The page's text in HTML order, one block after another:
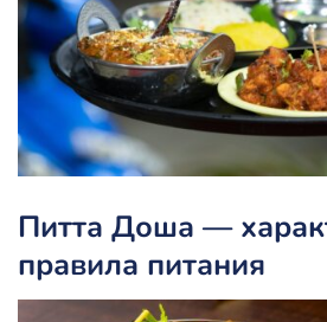
Питта Доша —
правила питания